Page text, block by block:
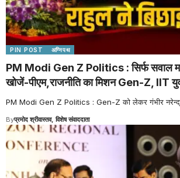
PIN POST अग्निपथ
PM Modi Gen Z Politics : सिर्फ सवाल
खोजें-पीएम,राजनीति का मिशन Gen-Z, IIT
PM Modi Gen Z Politics : Gen-Z को लेकर गंभीर
Byप्रमोद श्रीवास्तव, विशेष संवाददाता